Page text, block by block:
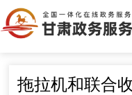
拖拉机和联合